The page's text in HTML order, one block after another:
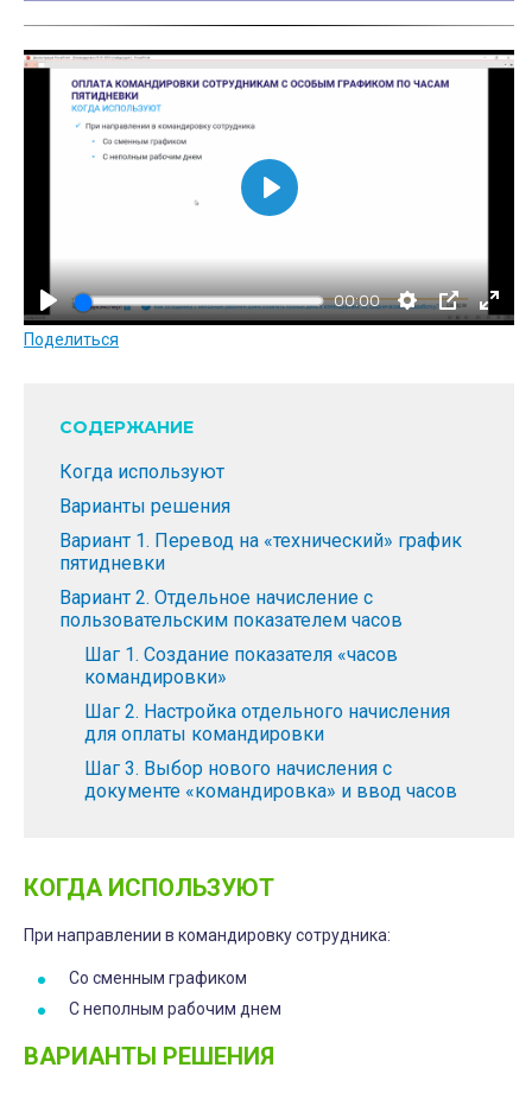
00:00
В
с
п
с
и
Поделиться
СОДЕРЖАНИЕ
Когда используют
Варианты решения
Вариант 1. Перевод на «технический» график
пятидневки
Вариант 2. Отдельное начисление с
пользовательским показателем часов
Шаг 1. Создание показателя «часов
командировки»
Шаг 2. Настройка отдельного начисления
для оплаты командировки
Шаг 3. Выбор нового начисления с
документе «командировка» и ввод часов
КОГДА ИСПОЛЬЗУЮТ
При направлении в командировку сотрудника:
Со сменным графиком
С неполным рабочим днем
ВАРИАНТЫ РЕШЕНИЯ